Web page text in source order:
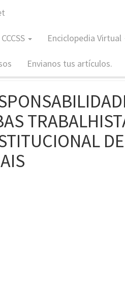
Enciclopedia Virtual
Envianos tus artículos.
CCCSS
7833